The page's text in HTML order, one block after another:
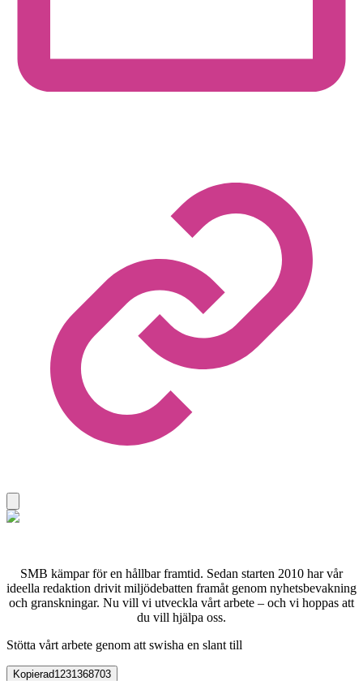
SMB kämpar för en hållbar framtid. Sedan starten 2010 har vår
ideella redaktion drivit miljödebatten framåt genom nyhetsbevakning
och granskningar. Nu vill vi utveckla vårt arbete – och vi hoppas att
du vill hjälpa oss.
Stötta vårt arbete genom att swisha en slant till
Kopierad1231368703